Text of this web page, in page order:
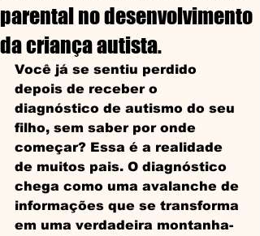
parental no desenvolvimento
da criança autista.
Você já se sentiu perdido
depois de receber o
diagnóstico de autismo do seu
filho, sem saber por onde
começar? Essa é a realidade
de muitos pais. O diagnóstico
chega como uma avalanche de
informações que se transforma
em uma verdadeira montanha-